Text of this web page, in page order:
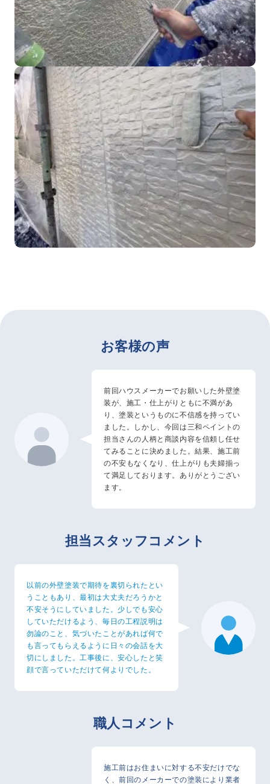
お客様の声
前回ハウスメーカーでお願いした外壁塗
装が、施工・仕上がりともに不満があ
り、塗装というものに不信感を持ってい
ました。しかし、今回は三和ペイントの
担当さんの人柄と商談内容を信頼し任せ
てみることに決めました。結果、施工前
の不安もなくなり、仕上がりも夫婦揃っ
て満足しております。ありがとうござい
ます。
担当スタッフコメント
以前の外壁塗装で期待を裏切られたとい
うこともあり、最初は大丈夫だろうかと
不安そうにしていました。少しでも安心
していただけるよう、毎日の工程説明は
勿論のこと、気づいたことがあれば何で
も言ってもらえるように日々の会話を大
切にしました。工事後に、安心したと笑
顔で言っていただけて何よりでした。
職人コメント
施工前はお住まいに対する不安だけでな
く、前回のメーカーでの塗装により業者